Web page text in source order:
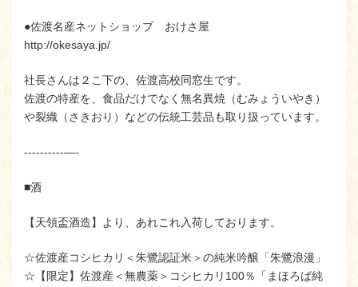
●佐渡名産ネットショップ おけさ屋
http://okesaya.jp/
社長さんは２こ下の、佐渡高校同窓生です。
佐渡の特産を、食品だけでなく無名異焼（むみょういやき）
や裂織（さきおり）などの伝統工芸品も取り扱っています。
----------—-
■酒
【天領盃酒造】より、あれこれ入荷しております。
☆佐渡産コシヒカリ＜朱鷺認証米＞の純米吟醸「朱鷺浪漫」
☆【限定】佐渡産＜無農薬＞コシヒカリ100％「まほろば純